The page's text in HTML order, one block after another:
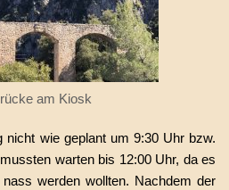
am Kiosk
nicht wie geplant um 9:30 Uhr bzw.
warten bis 12:00 Uhr, da es
werden wollten. Nachdem der